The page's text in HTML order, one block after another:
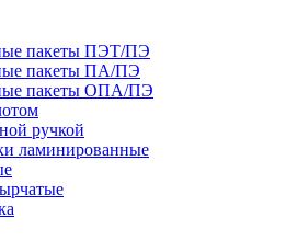
пакеты ПЭТ/ПЭ
пакеты ПА/ПЭ
пакеты ОПА/ПЭ
ручкой
ламинированные